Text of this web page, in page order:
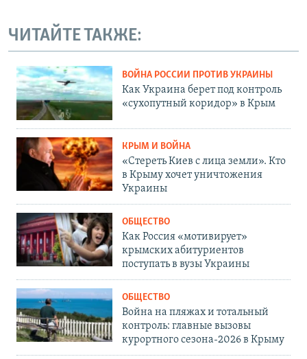
ЧИТАЙТЕ ТАКЖЕ:
ВОЙНА РОССИИ ПРОТИВ УКРАИНЫ
Как Украина берет под контроль
«сухопутный коридор» в Крым
КРЫМ И ВОЙНА
«Стереть Киев с лица земли». Кто
в Крыму хочет уничтожения
Украины
ОБЩЕСТВО
Как Россия «мотивирует»
крымских абитуриентов
поступать в вузы Украины
ОБЩЕСТВО
Война на пляжах и тотальный
контроль: главные вызовы
курортного сезона-2026 в Крыму